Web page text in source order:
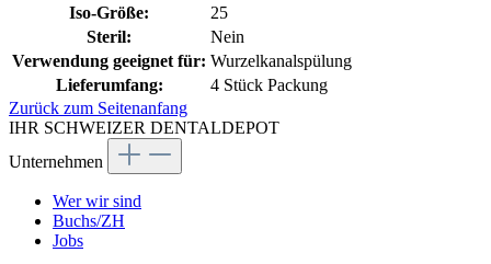
Iso-Größe:
25
Steril:
Nein
Verwendung geeignet für: Wurzelkanalspülung
Lieferumfang:
4 Stück Packung
Zurück zum Seitenanfang
IHR SCHWEIZER DENTALDEPOT
Unternehmen
Wer wir sind
Buchs/ZH
Jobs